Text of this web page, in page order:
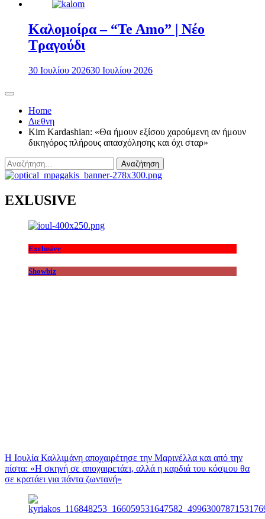
Καλομοίρα – “Te Amo” | Νέο
Τραγούδι
30 Ιουλίου 202630 Ιουλίου 2026
Home
Διεθνη
Kim Kardashian: «Θα ήμουν εξίσου χαρούμενη αν ήμουν
δικηγόρος πλήρους απασχόλησης και όχι σταρ»
Αναζήτηση
για:
EXLUSIVE
Exclusive
Showbiz
Η Ιουλία Καλλιμάνη αποχαιρέτησε την Μαρινέλλα και από την
πίστα: «H σκηνή σε αποχαιρετάει, αλλά η καρδιά του κόσμου θα
σε κρατάει για πάντα ζωντανή»